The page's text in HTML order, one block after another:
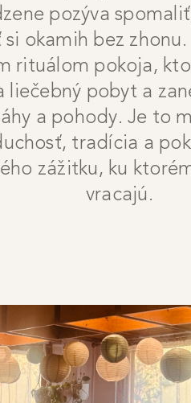
pozýva
okamih bez
rituálom pokoja,
liečebný pobyt a
a pohody. Je to
tradícia a
zážitku, ku
vracajú.